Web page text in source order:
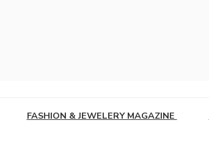
FASHION & JEWELERY MAGAZINE